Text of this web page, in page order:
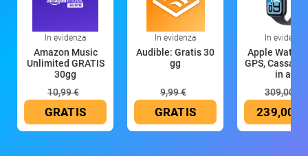
In evidenza
Amazon Music
Unlimited GRATIS
30gg
10,99 €
GRATIS
In evidenza
Audible: Gratis 30
gg
9,99 €
GRATIS
In evidenza
Apple Watch
GPS, Cassa
in all
309,00 €
239,00 €